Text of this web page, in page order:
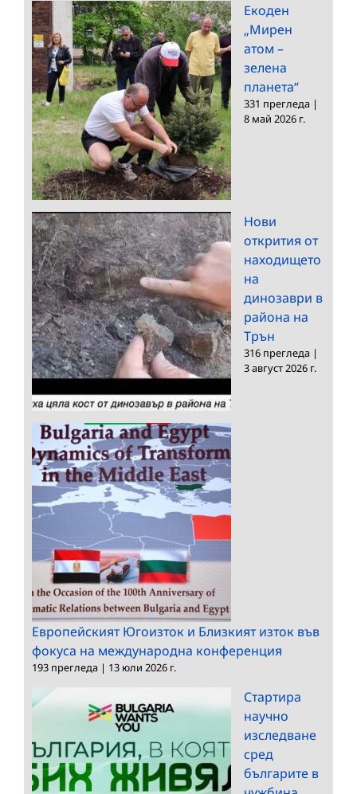
Екоден
„Мирен
атом –
зелена
планета“
331 прегледа |
8 май 2026 г.
Нови
открития от
находището
на
динозаври в
района на
Трън
316 прегледа |
3 август 2026 г.
Европейският Югоизток и Близкият изток във
фокуса на международна конференция
193 прегледа | 13 юли 2026 г.
Стартира
научно
изследване
сред
българите в